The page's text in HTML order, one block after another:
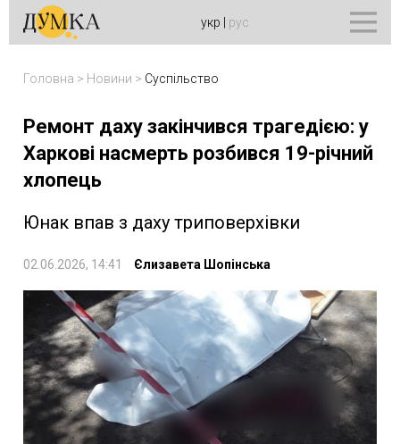
укр рус
Головна > Новини > Суспільство
Ремонт даху закінчився трагедією: у
Харкові насмерть розбився 19-річний
хлопець
Юнак впав з даху триповерхівки
02.06.2026, 14:41 Єлизавета Шопінська